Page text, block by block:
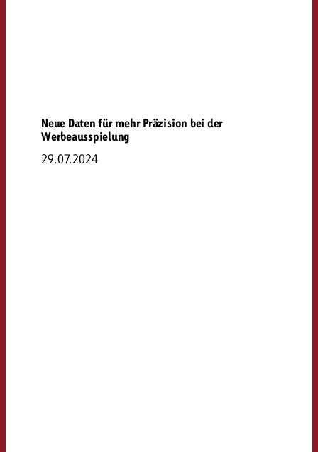
Neue Daten für mehr Präzision bei der
Werbeausspielung
29.07.2024